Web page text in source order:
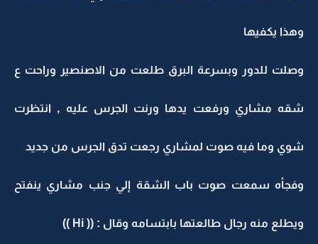
وهذا يكفيها
وصلت للدور وبسرعة البرق طلعت من الاصنصير وراحت ع
شقه مشاري ورفعت يدها ورنت الجرس عليه , انتظرت
شوي وما فيه صوت لمشاري رجعت تدق الجرس من جديد
وفجأه سمعت صوت باب الشقة إلي جنب مشاري ينفتح
ويطلع منه رجال طالعتها بابتسامه وقال : (( Hi ))